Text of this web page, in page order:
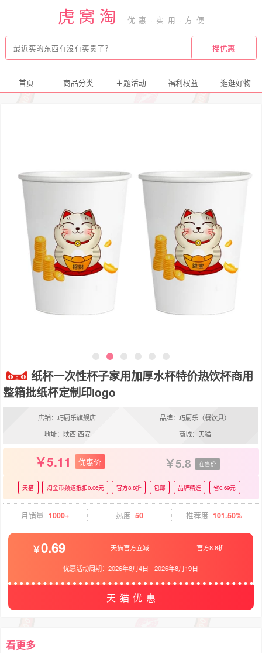
虎窝淘
首页 商品分类 主题活动 福利权益 逛逛好物
纸杯一次性杯子家用加厚水杯特价热饮杯商用
整箱批纸杯定制印logo
店铺：巧厨乐旗舰店
品牌：巧厨乐（餐饮具）
地址：陕西 西安
商城：天猫
5.11 优惠价 5.8 在售价
天猫 淘金币频道抵扣0.06元 官方8.8折 包邮 品牌精选 省0.69元
月销量 1000+ 热度 50 推荐度 101.50%
0.69 天猫官方立减 官方8.8折
优惠活动周期：2026年8月4日 -2026年8月19日
天猫优惠
看更多